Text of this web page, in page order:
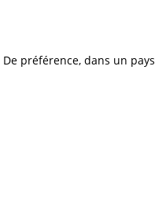
préférence, dans un pays